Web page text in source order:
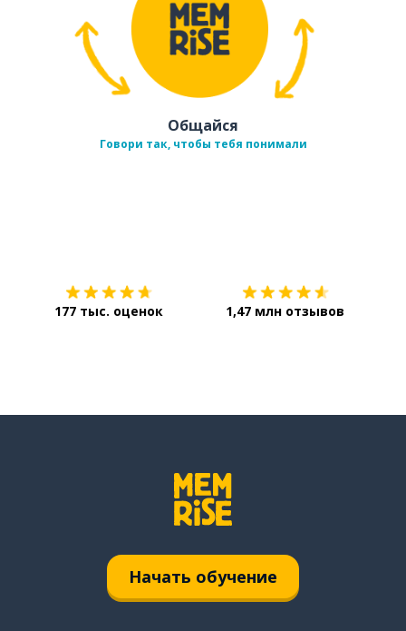
Общайся
Говори так, чтобы тебя понимали
177 тыс. оценок 1,47 млн отзывов
Начать обучение